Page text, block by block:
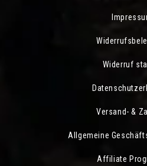
Widerruf
Versand- &
Allgemeine
Affiliate